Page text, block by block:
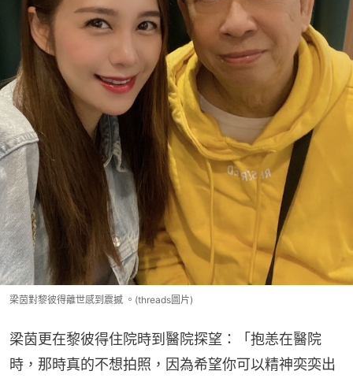
梁茵對黎彼得離世感到震撼 。(threads圖片)
梁茵更在黎彼得住院時到醫院探望：「抱恙在醫院
時，那時真的不想拍照，因為希望你可以精神奕奕出